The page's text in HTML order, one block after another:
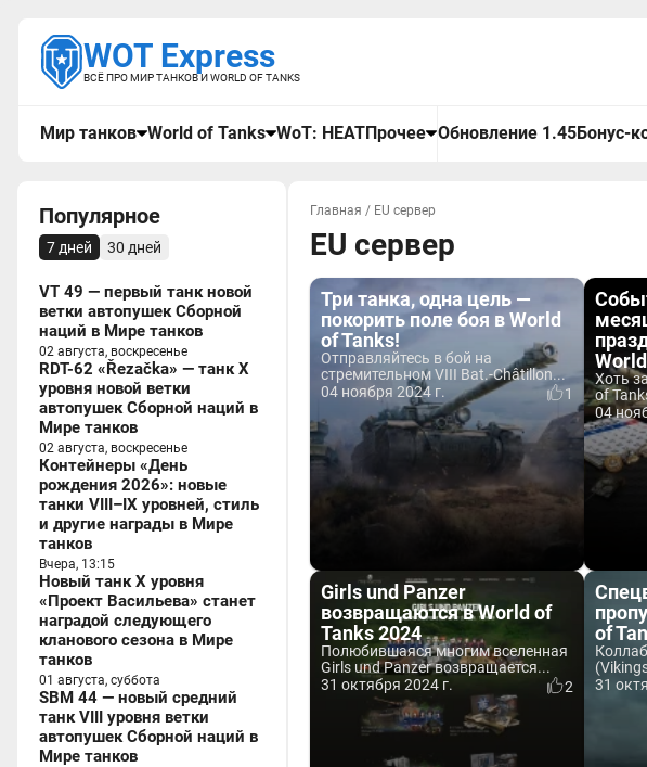
WOT Express
ВСЁ ПРО МИР ТАНКОВ И WORLD OF TANKS
Мир танков World of Tanks WoT: HEATПрочее Обновление 1.45Бонус-
Популярное
7 дней 30 дней
VT 49 — первый танк новой
ветки автопушек Сборной
наций в Мире танков
02 августа, воскресенье
RDT-62 «Řezačka» — танк X
уровня новой ветки
автопушек Сборной наций в
Мире танков
02 августа, воскресенье
Контейнеры «День
рождения 2026»: новые
танки VIII–IX уровней, стиль
и другие награды в Мире
танков
Вчера, 13:15
Новый танк X уровня
«Проект Васильева» станет
наградой следующего
кланового сезона в Мире
танков
01 августа, суббота
SBM 44 — новый средний
танк VIII уровня ветки
автопушек Сборной наций в
Мире танков
Главная / EU сервер
EU сервер
Три танка, одна цель —
покорить поле боя в World
of Tanks!
Отправляйтесь в бой на
стремительном VIII Bat.-Châtillon...
04 ноября 2024 г.
1
Хоть
of
04
Girls und Panzer
возвращаются в World of
Tanks 2024
Полюбившаяся многим вселенная
Girls und Panzer возвращается...
31 октября 2024 г.
2
of
31